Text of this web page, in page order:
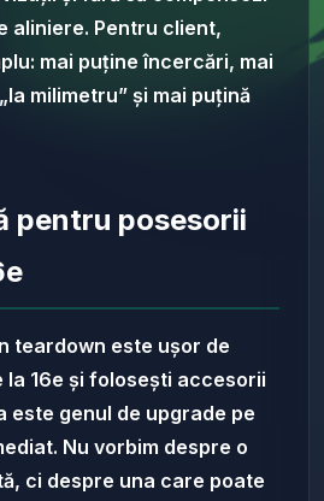
aliniere. Pentru client,
mai puține încercări, mai
milimetru” și mai puțină
pentru posesorii
teardown este ușor de
la 16e și folosești accesorii
este genul de upgrade pe
Nu vorbim despre o
ci despre una care poate